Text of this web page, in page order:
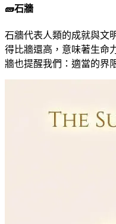
🧱石牆
石牆代表人類的成就與文
得比牆還高，意味著生命
牆也提醒我們：適當的界